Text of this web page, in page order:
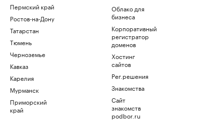
Пермский край
Ростов-на-Дону
Татарстан
Тюмень
Черноземье
Кавказ
Карелия
Мурманск
Приморский
край
Облако для
бизнеса
Корпоративный
регистратор
доменов
Хостинг
сайтов
Рег.решения
Знакомства
Сайт
знакомств
podbor.ru